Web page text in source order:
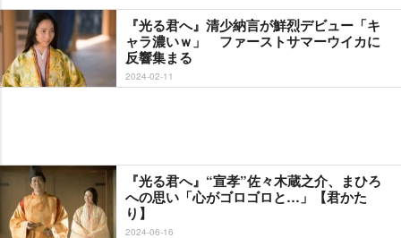
『光る君へ』清少納言が鮮烈デビュー「キ
ャラ濃いｗ」 ファーストサマーウイカに
反響集まる
2024-02-11
『光る君へ』“宣孝”佐々木蔵之介、まひろ
への思い「心がゴロゴロと…」【君かた
り】
2024-06-16